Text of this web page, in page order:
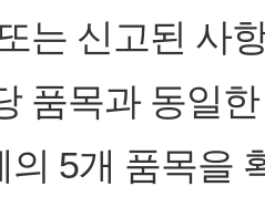
는 신고된 사
품목과 동일
의 5개 품목을